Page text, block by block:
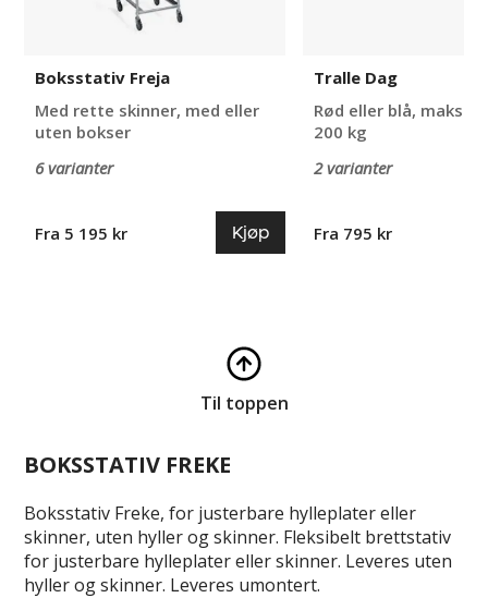
Boksstativ Freja
Med rette skinner, med eller
uten bokser
6 varianter
Fra 5 195 kr Kjøp
Tralle Dag
Rød eller blå, maks
200 kg
2 varianter
Fra 795 kr
Til toppen
BOKSSTATIV FREKE
Boksstativ Freke, for justerbare hylleplater eller
skinner, uten hyller og skinner. Fleksibelt brettstativ
for justerbare hylleplater eller skinner. Leveres uten
hyller og skinner. Leveres umontert.